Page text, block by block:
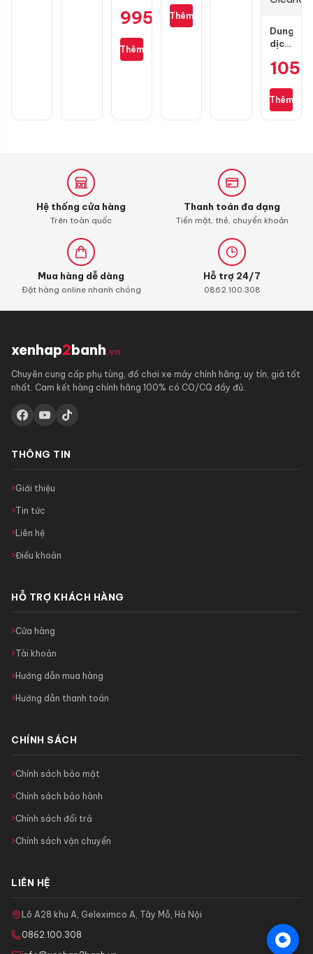
mini
M3325
không
995.000
Thêm
cho
Honda
Thêm
Dung
dịch
sinh
đốt
Liqui
Thêm
Hệ thống cửa hàng
Trên toàn quốc
Thanh toán đa dạng
Tiền mặt, thẻ, chuyển khoản
Mua hàng dễ dàng
Đặt hàng online nhanh chóng
Hỗ trợ 24/7
0862.100.308
xenhap2banh.vn
Chuyên cung cấp phụ tùng, đồ chơi xe máy chính hãng, uy tín, giá tốt
nhất. Cam kết hàng chính hãng 100% có CO/CQ đầy đủ.
THÔNG TIN
Giới thiệu
Tin tức
Liên hệ
Điều khoản
HỖ TRỢ KHÁCH HÀNG
Cửa hàng
Tài khoản
Hướng dẫn mua hàng
Hướng dẫn thanh toán
CHÍNH SÁCH
Chính sách bảo mật
Chính sách bảo hành
Chính sách đổi trả
Chính sách vận chuyển
LIÊN HỆ
Lô A28 khu A, Geleximco A, Tây Mỗ, Hà Nội
0862.100.308